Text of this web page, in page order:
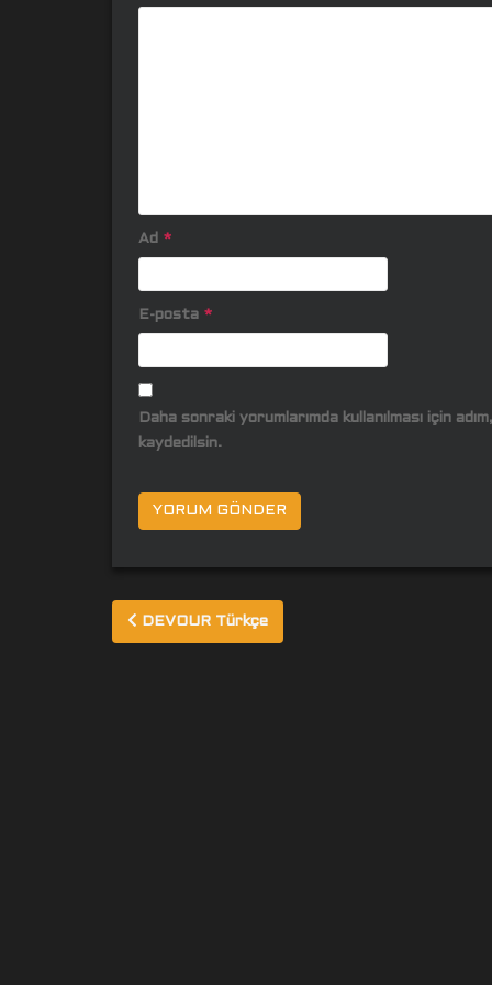
Ad *
E-posta *
Daha sonraki yorumlarımda kullanılması için
kaydedilsin.
Yazı
gezinmesi
DEVOUR Türkçe